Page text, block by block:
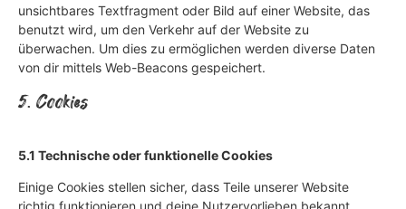
unsichtbares Textfragment oder Bild auf einer Website, das
benutzt wird, um den Verkehr auf der Website zu
überwachen. Um dies zu ermöglichen werden diverse Daten
von dir mittels Web-Beacons gespeichert.
5. Cookies
5.1 Technische oder funktionelle Cookies
Einige Cookies stellen sicher, dass Teile unserer Website